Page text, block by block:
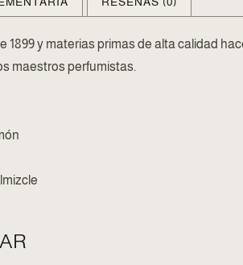
y materias primas de alta calidad
maestros perfumistas.